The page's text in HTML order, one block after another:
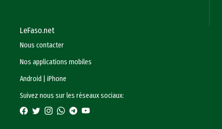
LeFaso.net
Nous contacter
Nos applications mobiles
Android
|iPhone
Suivez nous sur les réseaux sociaux: